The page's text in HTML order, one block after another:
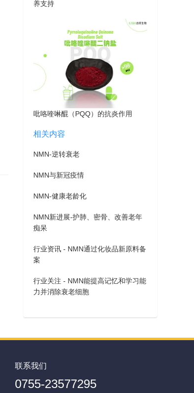
养支持
吡咯喹啉醌（PQQ）的抗炎作用
相关内容
NMN-逆转衰老
NMN与新冠疫情
NMN-健康老龄化
NMN新进展-护肺、密骨、改善老年
痴呆
行业资讯 - NMN通过化妆品新原料备
案
行业关注 - NMN能提高记忆和学习能
力并消除衰老细胞
联系我们
0755-23577295